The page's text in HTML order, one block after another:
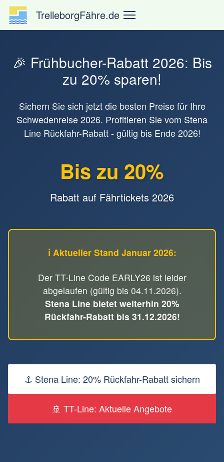
TrelleborgFähre.de
🎉 Frühbucher-Rabatt 2026: Bis
zu 20% sparen!
Sichern Sie sich jetzt die besten Preise für Ihre
Schwedenreise 2026. Profitieren Sie vom Stena
Line Rückfahr-Rabatt - gültig bis Ende 2026!
Bis zu 20%
Rabatt auf Fährtickets 2026
ℹ️ Aktueller Stand Januar 2026:
Der TT-Line Code EARLY26 ist leider
abgelaufen (gültig bis 04.11.2026).
Stena Line bietet weiterhin 20%
Rückfahr-Rabatt bis 31.12.2026!
⚓ Stena Line: 20% Rückfahr-Rabatt sichern
🚢 TT-Line: Aktuelle Angebote